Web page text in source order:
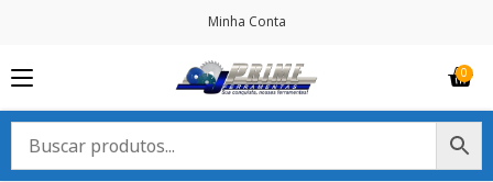
Minha Conta